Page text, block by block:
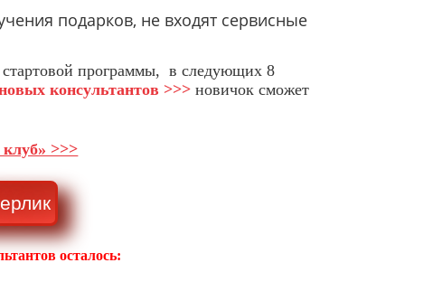
подарков, не входят сервисные
стартовой программы, в следующих 8
консультантов >>> новичок сможет
>>>
осталось: